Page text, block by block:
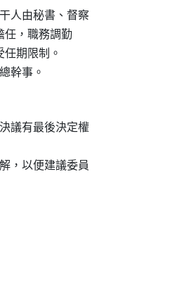
人由秘書、督察
任，職務調勤
任期限制。
幹事。
議有最後決定權
，以便建議委員